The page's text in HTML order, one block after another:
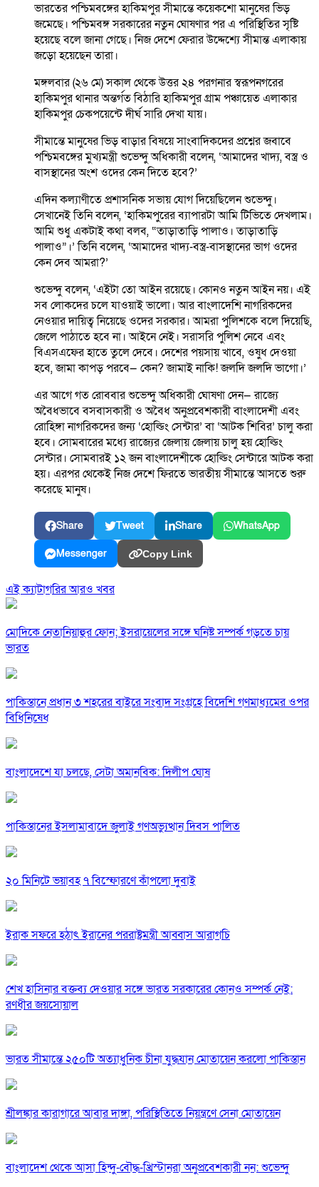
ভারতের পশ্চিমবঙ্গের হাকিমপুর সীমান্তে কয়েকশো মানুষের ভিড়
জমেছে। পশ্চিমবঙ্গ সরকারের নতুন ঘোষণার পর এ পরিস্থিতির সৃষ্টি
হয়েছে বলে জানা গেছে। নিজ দেশে ফেরার উদ্দেশ্যে সীমান্ত এলাকায়
জড়ো হয়েছেন তারা।
মঙ্গলবার (২৬ মে) সকাল থেকে উত্তর ২৪ পরগনার স্বরূপনগরের
হাকিমপুর থানার অন্তর্গত বিঠারি হাকিমপুর গ্রাম পঞ্চায়েত এলাকার
হাকিমপুর চেকপয়েন্টে দীর্ঘ সারি দেখা যায়।
সীমান্তে মানুষের ভিড় বাড়ার বিষয়ে সাংবাদিকদের প্রশ্নের জবাবে
পশ্চিমবঙ্গের মুখ্যমন্ত্রী শুভেন্দু অধিকারী বলেন, ‘আমাদের খাদ্য, বস্ত্র ও
বাসস্থানের অংশ ওদের কেন দিতে হবে?’
এদিন কল্যাণীতে প্রশাসনিক সভায় যোগ দিয়েছিলেন শুভেন্দু।
সেখানেই তিনি বলেন, ‘হাকিমপুরের ব্যাপারটা আমি টিভিতে দেখলাম।
আমি শুধু একটাই কথা বলব, “তাড়াতাড়ি পালাও। তাড়াতাড়ি
পালাও”।’ তিনি বলেন, ‘আমাদের খাদ্য-বস্ত্র-বাসস্থানের ভাগ ওদের
কেন দেব আমরা?’
শুভেন্দু বলেন, ‘এইটা তো আইন রয়েছে। কোনও নতুন আইন নয়। এই
সব লোকদের চলে যাওয়াই ভালো। আর বাংলাদেশি নাগরিকদের
নেওয়ার দায়িত্ব নিয়েছে ওদের সরকার। আমরা পুলিশকে বলে দিয়েছি,
জেলে পাঠাতে হবে না। আইনে নেই। সরাসরি পুলিশ নেবে এবং
বিএসএফের হাতে তুলে দেবে। দেশের পয়সায় খাবে, ওষুধ দেওয়া
হবে, জামা কাপড় পরবে— কেন? জামাই নাকি! জলদি জলদি ভাগো।’
এর আগে গত রোববার শুভেন্দু অধিকারী ঘোষণা দেন— রাজ্যে
অবৈধভাবে বসবাসকারী ও অবৈধ অনুপ্রবেশকারী বাংলাদেশী এবং
রোহিঙ্গা নাগরিকদের জন্য ‘হোল্ডিং সেন্টার’ বা ‘আটক শিবির’ চালু করা
হবে। সোমবারের মধ্যে রাজ্যের জেলায় জেলায় চালু হয় হোল্ডিং
সেন্টার। সোমবারই ১২ জন বাংলাদেশীকে হোল্ডিং সেন্টারে আটক করা
হয়। এরপর থেকেই নিজ দেশে ফিরতে ভারতীয় সীমান্তে আসতে শুরু
করেছে মানুষ।
Share Tweet Share WhatsApp
Messenger Copy Link
এই ক্যাটাগরির আরও খবর
মোদিকে নেতানিয়াহুর ফোন; ইসরায়েলের সঙ্গে ঘনিষ্ট সম্পর্ক গড়তে চায়
ভারত
পাকিস্তানে প্রধান ৩ শহরের বাইরে সংবাদ সংগ্রহে বিদেশি গণমাধ্যমের ওপর
বিধিনিষেধ
বাংলাদেশে যা চলছে, সেটা অমানবিক: দিলীপ ঘোষ
পাকিস্তানের ইসলামাবাদে জুলাই গণঅভ্যুত্থান দিবস পালিত
২০ মিনিটে ভয়াবহ ৭ বিস্ফোরণে কাঁপলো দুবাই
ইরাক সফরে হঠাৎ ইরানের পররাষ্ট্রমন্ত্রী আব্বাস আরাগচি
শেখ হাসিনার বক্তব্য দেওয়ার সঙ্গে ভারত সরকারের কোনও সম্পর্ক নেই:
রণধীর জয়সোয়াল
ভারত সীমান্তে ২৫০টি অত্যাধুনিক চীনা যুদ্ধযান মোতায়েন করলো পাকিস্তান
শ্রীলঙ্কার কারাগারে আবার দাঙ্গা, পরিস্থিতিতে নিয়ন্ত্রণে সেনা মোতায়েন
বাংলাদেশ থেকে আসা হিন্দু-বৌদ্ধ-খ্রিস্টানরা অনুপ্রবেশকারী নন: শুভেন্দু